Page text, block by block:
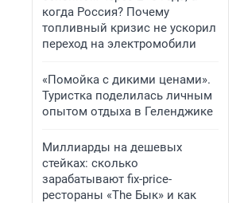
когда Россия? Почему
топливный кризис не ускорил
переход на электромобили
«Помойка с дикими ценами».
Туристка поделилась личным
опытом отдыха в Геленджике
Миллиарды на дешевых
стейках: сколько
зарабатывают fix-price-
рестораны «The Бык» и как